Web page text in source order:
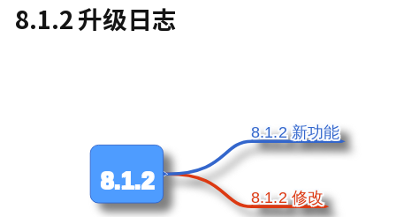
8.1.2 升级日志
8.1.2
8.1.2 修改
8.1.2 修改
8.1.2 新功能
8.1.2 新功能
式演